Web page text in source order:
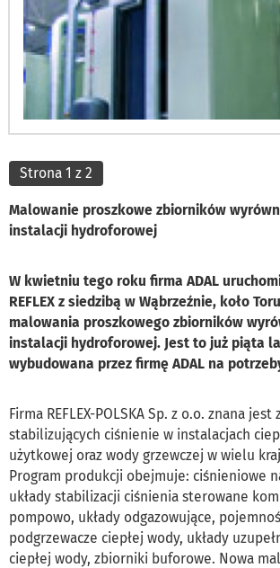
Strona 1 z 2
Malowanie proszkowe zbiorników
instalacji hydroforowej
W kwietniu tego roku firma ADAL
REFLEX z siedzibą w Wąbrzeźnie, koło
malowania proszkowego zbiorników
instalacji hydroforowej. Jest to już piąta
wybudowana przez firmę ADAL na
Firma REFLEX-POLSKA Sp. z o.o. znana
stabilizujących ciśnienie w instalacjach
użytkowej oraz wody grzewczej w wielu
Program produkcji obejmuje: ciśnieniowe
układy stabilizacji ciśnienia sterowane
pompowo, układy odgazowujące,
podgrzewacze ciepłej wody, układy
ciepłej wody, zbiorniki buforowe. Nowa